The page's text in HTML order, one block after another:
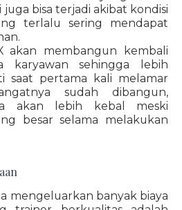
juga bisa terjadi akibat kondisi
terlalu sering mendapat
akan membangun kembali
karyawan sehingga lebih
saat pertama kali melamar
sudah dibangun,
akan lebih kebal meski
besar selama melakukan
mengeluarkan banyak biaya